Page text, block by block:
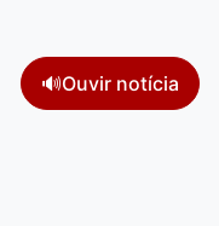
🔊Ouvir notícia